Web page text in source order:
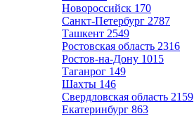
Новороссийск 170
Санкт-Петербург 2787
Ташкент 2549
Ростовская область 2316
Ростов-на-Дону 1015
Таганрог 149
Шахты 146
Свердловская область 2159
Екатеринбург 863